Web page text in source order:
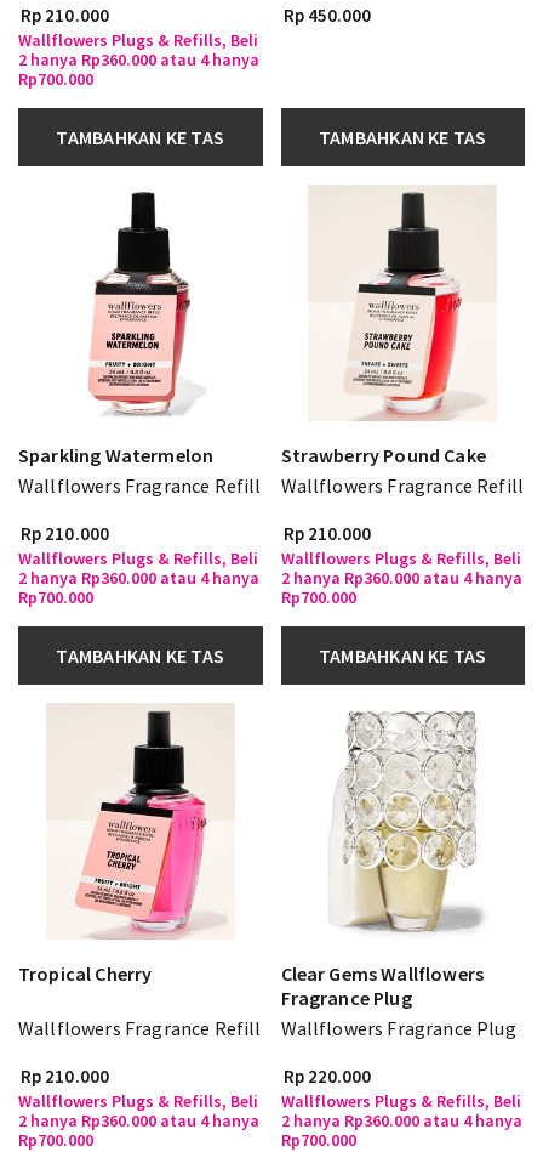
Rp 210.000
Wallflowers Plugs & Refills, Beli
2 hanya Rp360.000 atau 4 hanya
Rp700.000
TAMBAHKAN KE TAS
Rp 450.000
TAMBAHKAN KE TAS
Sparkling Watermelon
Wallflowers Fragrance Refill
Rp 210.000
Wallflowers Plugs & Refills, Beli
2 hanya Rp360.000 atau 4 hanya
Rp700.000
TAMBAHKAN KE TAS
Strawberry Pound Cake
Wallflowers Fragrance Refill
Rp 210.000
Wallflowers Plugs & Refills, Beli
2 hanya Rp360.000 atau 4 hanya
Rp700.000
TAMBAHKAN KE TAS
Tropical Cherry
Wallflowers Fragrance Refill
Rp 210.000
Wallflowers Plugs & Refills, Beli
2 hanya Rp360.000 atau 4 hanya
Rp700.000
Clear Gems Wallflowers
Fragrance Plug
Wallflowers Fragrance Plug
Rp 220.000
Wallflowers Plugs & Refills, Beli
2 hanya Rp360.000 atau 4 hanya
Rp700.000